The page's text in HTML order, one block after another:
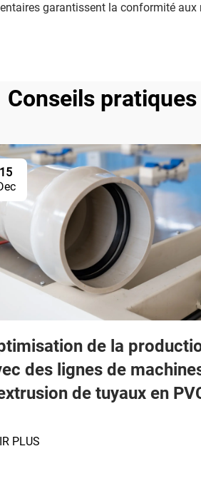
garantissent la conformité
Conseils pratiques
15
de la
des lignes de
de tuyaux en
PLUS